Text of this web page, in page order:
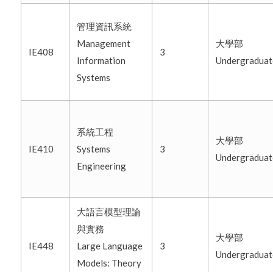
IE408
管理資訊系統
Management
Information
Systems
3
大學部
IE410
系統工程
Systems
Engineering
3
大學部
IE448
大語言模型理論
與實務
Large Language
Models: Theory
3
大學部